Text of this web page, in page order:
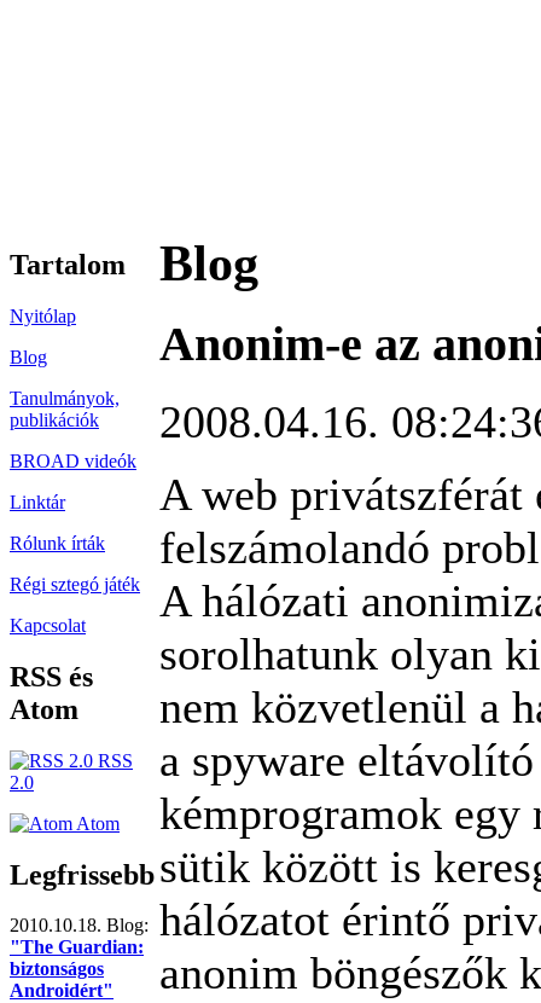
Tartalom
Nyitólap
Blog
Tanulmányok,
publikációk
BROAD videók
Linktár
Rólunk írták
Régi sztegó játék
Kapcsolat
RSS és
Atom
RSS
2.0
Atom
Legfrissebb
2010.10.18. Blog:
"The Guardian:
biztonságos
Androidért"
Blog
Anonim-e az
2008.04.16.
A web privátszférát
felszámolandó
A hálózati
sorolhatunk olyan
nem közvetlenül a
a spyware
kémprogramok egy
sütik között is
hálózatot érintő
anonim böngészők